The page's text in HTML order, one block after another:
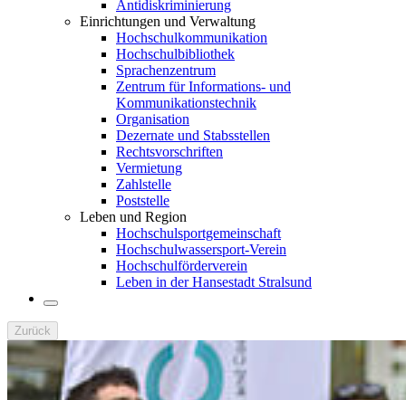
Antidiskriminierung
Einrichtungen und Verwaltung
Hochschulkommunikation
Hochschulbibliothek
Sprachenzentrum
Zentrum für Informations- und
Kommunikationstechnik
Organisation
Dezernate und Stabsstellen
Rechtsvorschriften
Vermietung
Zahlstelle
Poststelle
Leben und Region
Hochschulsportgemeinschaft
Hochschulwassersport-Verein
Hochschulförderverein
Leben in der Hansestadt Stralsund
Zurück